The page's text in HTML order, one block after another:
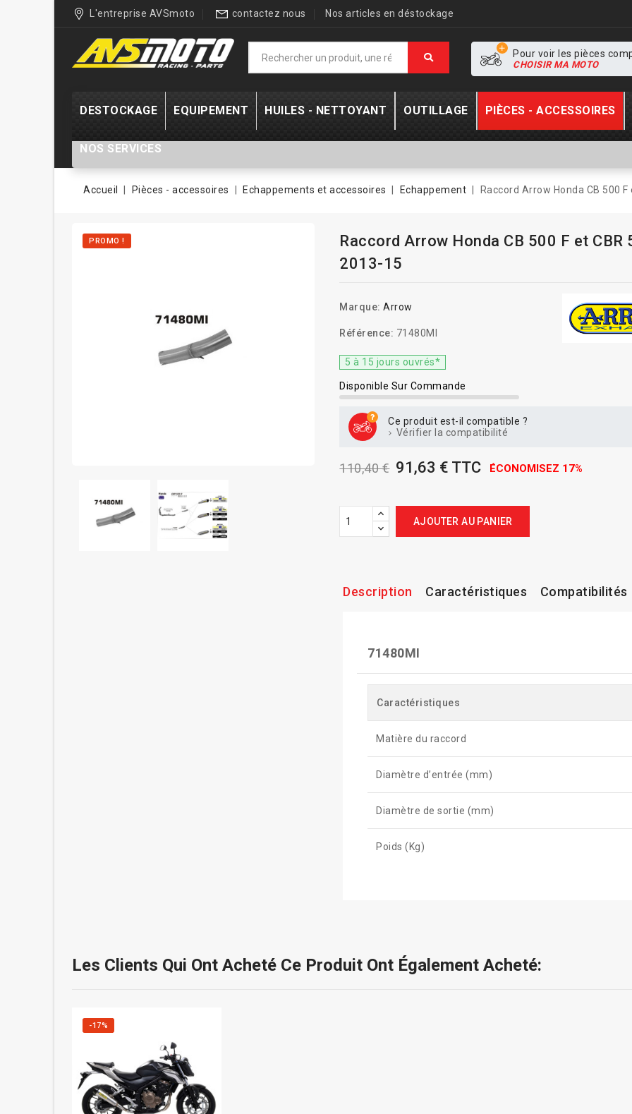
L'entreprise AVSmoto contactez nous Nos articles en déstockage
Pour voir les pièces
CHOISIR MA MOTO
DESTOCKAGE EQUIPEMENT HUILES - NETTOYANT OUTILLAGE PIÈCES - ACCESSOIRES
NOS SERVICES
Accueil Pièces - accessoires Echappements et accessoires Echappement Raccord Arrow Honda CB 500
PROMO !
Raccord Arrow Honda CB 500 F et CBR
2013-15
Marque: Arrow
Référence: 71480MI
5 à 15 jours ouvrés*
Disponible Sur Commande
Ce produit est-il compatible ?
Vérifier la compatibilité
110,40 € 91,63 € TTC ÉCONOMISEZ 17%
AJOUTER AU PANIER
Description Caractéristiques Compatibilités
71480MI
Caractéristiques
Matière du raccord
Diamètre d’entrée (mm)
Diamètre de sortie (mm)
Poids (Kg)
Les Clients Qui Ont Acheté Ce Produit Ont Également Acheté:
-17%